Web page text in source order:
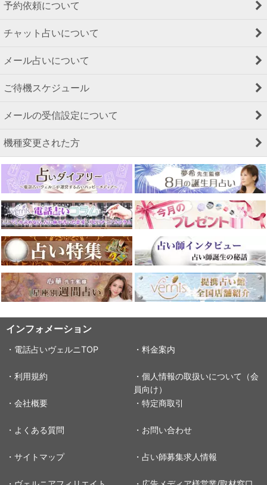
予約依頼について
チャット占いについて
メール占いについて
ご待機スケジュール
メールの受信設定について
機種変更された方
インフォメーション
・電話占いヴェルニTOP ・料金案内
・利用規約
・個人情報の取扱いについて（会
員向け）
・会社概要
・特定商取引
・よくある質問 ・お問い合わせ
・サイトマップ ・占い師募集求人情報